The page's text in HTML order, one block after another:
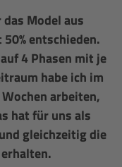
Model aus
entschieden.
4 Phasen mit je
habe ich im
arbeiten,
hat für uns als
gleichzeitig die